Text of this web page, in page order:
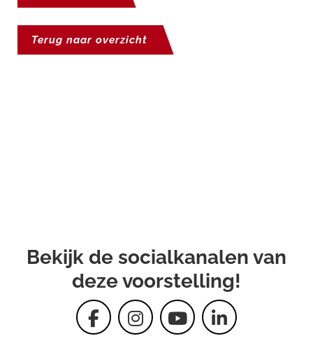
Terug naar overzicht
Bekijk de socialkanalen van
deze voorstelling!